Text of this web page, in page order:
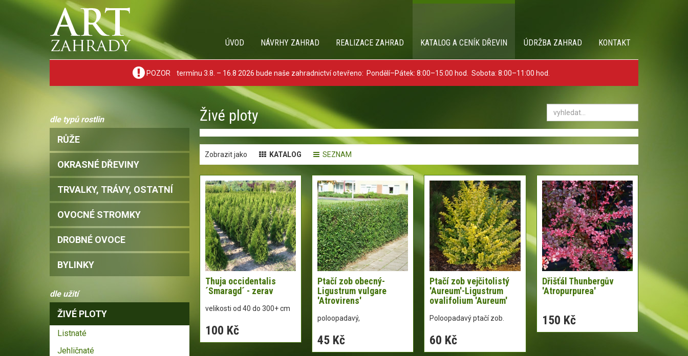
ÚVOD NÁVRHY ZAHRAD REALIZACE ZAHRAD KATALOG A CENÍK DŘEVIN ÚDRŽBA ZAHRAD KONTAKT
POZOR termínu 3.8. – 16.8 2026 bude naše zahradnictví otevřeno: Pondělí–Pátek: 8:00–15:00 hod. Sobota: 8:00–11:00 hod.
dle typů rostlin
RŮŽE
OKRASNÉ DŘEVINY
TRVALKY, TRÁVY, OSTATNÍ
OVOCNÉ STROMKY
DROBNÉ OVOCE
BYLINKY
dle užití
ŽIVÉ PLOTY
Listnaté
Jehličnaté
Živé ploty
Zobrazit jako KATALOG SEZNAM
Thuja occidentalis
´Smaragd´ - zerav
velikosti od 40 do 300+ cm
100 Kč
Ptačí zob obecný-
Ligustrum vulgare
'Atrovirens'
poloopadavý,
45 Kč
Ptačí zob vejčitolistý
'Aureum'-Ligustrum
ovalifolium 'Aureum'
Poloopadavý ptačí zob.
60 Kč
Dřišťál Thunbergův
'Atropurpurea'
150 Kč